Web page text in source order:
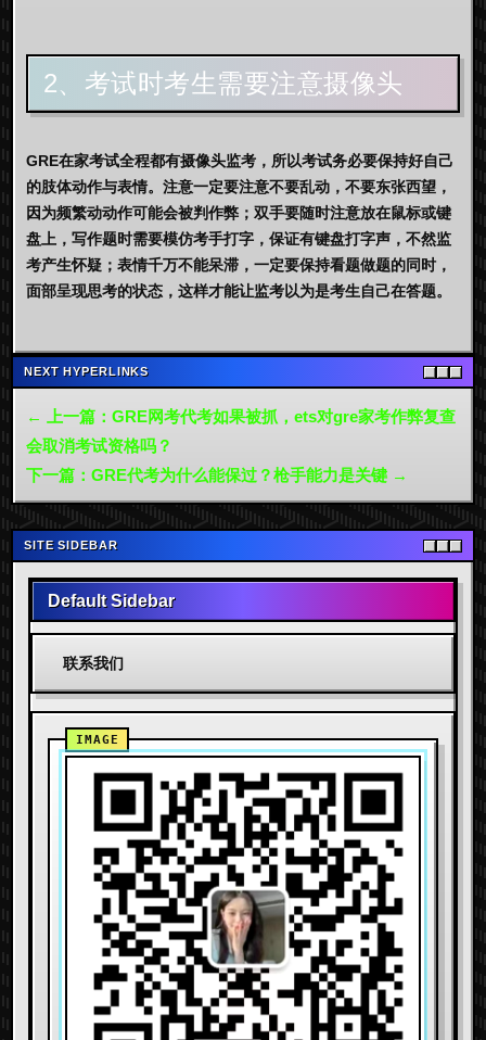
2、考试时考生需要注意摄像头
GRE在家考试全程都有摄像头监考，所以考试务必要保持好自己
的肢体动作与表情。注意一定要注意不要乱动，不要东张西望，
因为频繁动动作可能会被判作弊；双手要随时注意放在鼠标或键
盘上，写作题时需要模仿考手打字，保证有键盘打字声，不然监
考产生怀疑；表情千万不能呆滞，一定要保持看题做题的同时，
面部呈现思考的状态，这样才能让监考以为是考生自己在答题。
NEXT HYPERLINKS
← 上一篇：GRE网考代考如果被抓，ets对gre家考作弊复查
会取消考试资格吗？
下一篇：GRE代考为什么能保过？枪手能力是关键 →
SITE SIDEBAR
Default Sidebar
联系我们